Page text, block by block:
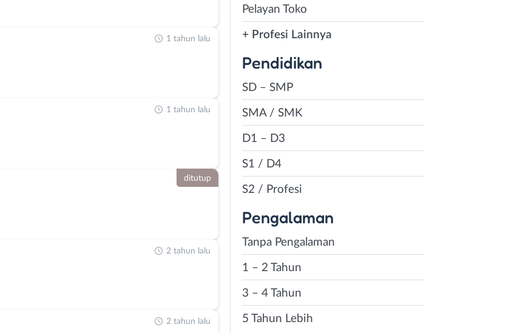
1 tahun lalu
1 tahun lalu
ditutup
2 tahun lalu
2 tahun lalu
Pelayan Toko
+ Profesi Lainnya
Pendidikan
SD – SMP
SMA / SMK
D1 – D3
S1 / D4
S2 / Profesi
Pengalaman
Tanpa Pengalaman
1 – 2 Tahun
3 – 4 Tahun
5 Tahun Lebih